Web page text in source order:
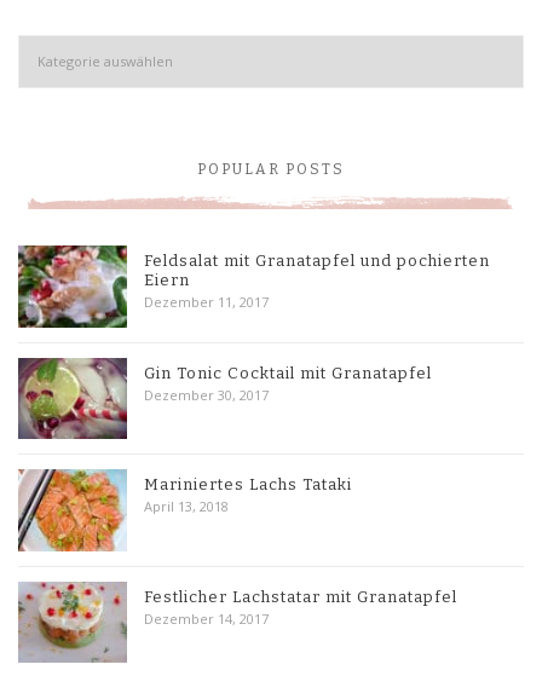
Kategorien
POPULAR POSTS
Feldsalat mit Granatapfel und pochierten
Eiern
Dezember 11, 2017
Gin Tonic Cocktail mit Granatapfel
Dezember 30, 2017
Mariniertes Lachs Tataki
April 13, 2018
Festlicher Lachstatar mit Granatapfel
Dezember 14, 2017